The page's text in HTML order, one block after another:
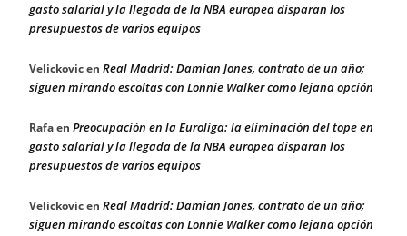
gasto salarial y la llegada de la NBA europea disparan los
presupuestos de varios equipos
Velickovicen Real Madrid: Damian Jones, contrato de un año;
siguen mirando escoltas con Lonnie Walker como lejana opción
Rafaen Preocupación en la Euroliga: la eliminación del tope en
gasto salarial y la llegada de la NBA europea disparan los
presupuestos de varios equipos
Velickovicen Real Madrid: Damian Jones, contrato de un año;
siguen mirando escoltas con Lonnie Walker como lejana opción